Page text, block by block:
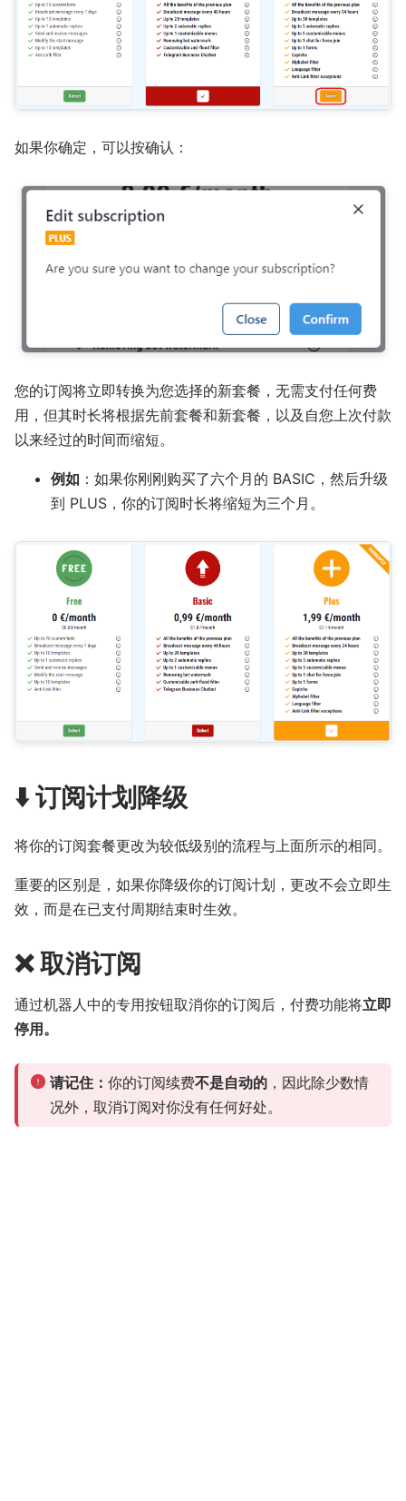
如果你确定，可以按确认：
您的订阅将立即转换为您选择的新套餐，无需支付任何费
用，但其时长将根据先前套餐和新套餐，以及自您上次付款
以来经过的时间而缩短。
例如 ：如果你刚刚购买了六个月的 BASIC，然后升级
到 PLUS，你的订阅时长将缩短为三个月。
⬇️ 订阅计划降级
将你的订阅套餐更改为较低级别的流程与上面所示的相同。
重要的区别是，如果你降级你的订阅计划，更改不会立即生
效，而是在已支付周期结束时生效。
❌ 取消订阅
通过机器人中的专用按钮取消你的订阅后，付费功能将立即
停用。
请记住： 你的订阅续费不是自动的 ，因此除少数情
况外，取消订阅对你没有任何好处。